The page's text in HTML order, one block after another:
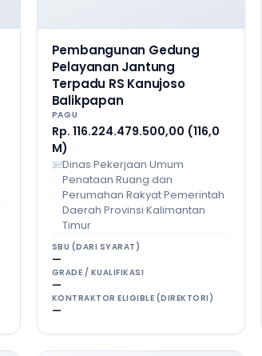
Pembangunan Gedung
Pelayanan Jantung
Terpadu RS Kanujoso
Balikpapan
PAGU
Rp. 116.224.479.500,00 (116,0
M)
Dinas Pekerjaan Umum
Penataan Ruang dan
Perumahan Rakyat Pemerintah
Daerah Provinsi Kalimantan
Timur
SBU (DARI SYARAT)
—
GRADE / KUALIFIKASI
—
KONTRAKTOR ELIGIBLE (DIREKTORI)
—